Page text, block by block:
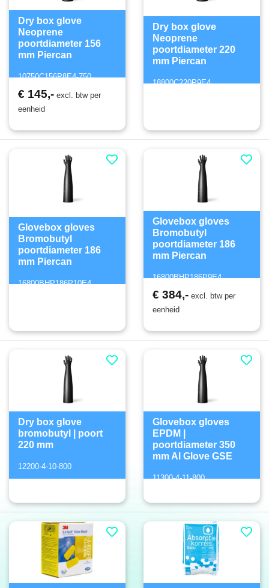
Dry box glove
Neoprene
poortdiameter 156
mm Piercan
10750C156P8E4-750
€ 145,- excl. btw per
eenheid
Dry box glove
Neoprene
poortdiameter 220
mm Piercan
18800C220P9E4
Glovebox gloves
Bromobutyl
poortdiameter 186
mm Piercan
16800BHP186P10E4
Glovebox gloves
Bromobutyl
poortdiameter 186
mm Piercan
16800BHP186P9E4
€ 384,- excl. btw per
eenheid
Dry box glove
bromobutyl | poort
220 mm
12200-4-10-800
Glovebox gloves
EPDM |
poortdiameter 350
mm Al Glove GSE
11300-4-11-800